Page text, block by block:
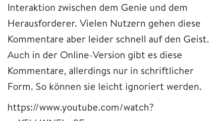
Interaktion zwischen dem Genie und dem
Herausforderer. Vielen Nutzern gehen diese
Kommentare aber leider schnell auf den Geist.
Auch in der Online-Version gibt es diese
Kommentare, allerdings nur in schriftlicher
Form. So können sie leicht ignoriert werden.
https://www.youtube.com/watch?